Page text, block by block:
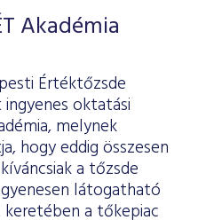
Akadémia
Értéktőzsde
oktatási
melynek
hogy eddig összesen
a tőzsde
látogatható
a tőkepiac